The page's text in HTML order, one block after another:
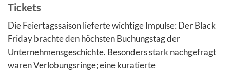
Tickets
Die Feiertagssaison lieferte wichtige Impulse: Der Black
Friday brachte den höchsten Buchungstag der
Unternehmensgeschichte. Besonders stark nachgefragt
waren Verlobungsringe; eine kuratierte